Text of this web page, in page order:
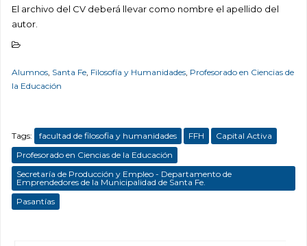
El archivo del CV deberá llevar como nombre el apellido del
autor.
Alumnos, Santa Fe, Filosofía y Humanidades, Profesorado en Ciencias de
la Educación
Tags: facultad de filosofia y humanidades FFH
Capital Activa
Profesorado en Ciencias de la Educación
Secretaría de Producción y Empleo - Departamento de
Emprendedores de la Municipalidad de Santa Fe.
Pasantías